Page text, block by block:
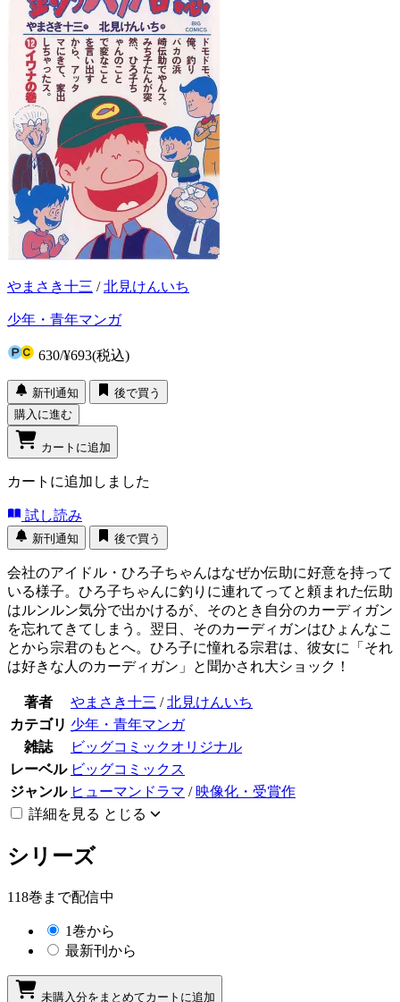
やまさき十三 /北見けんいち
少年・青年マンガ
630/¥693(税込)
新刊通知
後で買う
購入に進む
カートに追加
カートに追加しました
試し読み
新刊通知 後で買う
会社のアイドル・ひろ子ちゃんはなぜか伝助に好意を持って
いる様子。ひろ子ちゃんに釣りに連れてってと頼まれた伝助
はルンルン気分で出かけるが、そのとき自分のカーディガン
を忘れてきてしまう。翌日、そのカーディガンはひょんなこ
とから宗君のもとへ。ひろ子に憧れる宗君は、彼女に「それ
は好きな人のカーディガン」と聞かされ大ショック！
著者 やまさき十三 /北見けんいち
カテゴリ 少年・青年マンガ
雑誌
ビッグコミックオリジナル
レーベル ビッグコミックス
ジャンル ヒューマンドラマ / 映像化・受賞作
詳細を見る とじる
シリーズ
118巻まで配信中
1巻から
最新刊から
未購入分をまとめてカートに追加